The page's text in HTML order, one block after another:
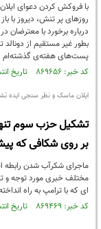
با فروکش کردن دعوای
روزهای پر تنش، دیروز با
درباره برخورد با معترضان
بطور غیر مستقیم از
پست‌های هفته‌ی گذشته‌ام
کد خبر: ۸۶۹۶۵۶ تاریخ انتشار : ۱۴۰۴/۰۳/۲۱
ایلان ماسک و نظر سنجی ایده
تشکیل حزب سوم
بر روی شکافی که
ماجرای شکرآب شدن رابطه
مختلف خبری مورد توجه و
ای که با ترامپ به راه
کد خبر: ۸۶۹۴۶۹ تاریخ انتشار : ۱۴۰۴/۰۳/۱۸